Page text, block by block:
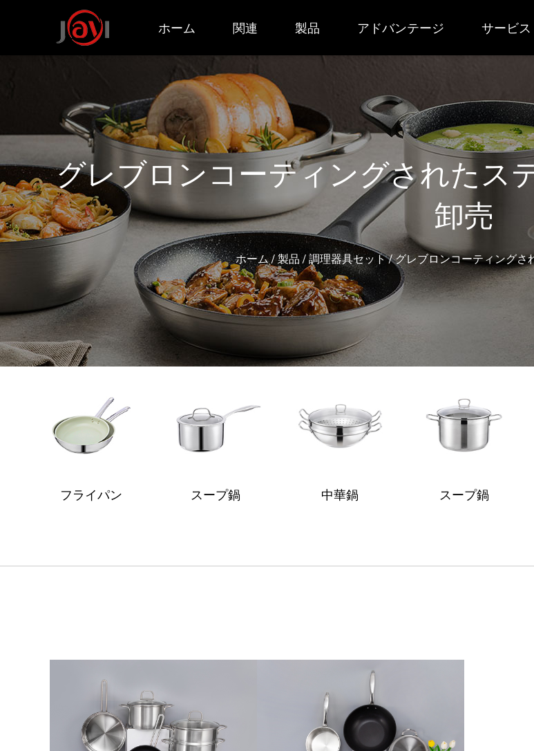
ホーム 関連 製品 アドバンテージ サービス
グレブロンコーティングされたス
卸売
ホーム/製品 / 調理器具セット/グレブロンコーティングさ
フライパン スープ鍋 中華鍋 スープ鍋